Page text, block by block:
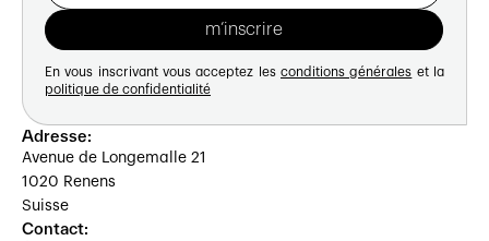
En vous inscrivant vous acceptez les conditions générales et la
politique de confidentialité
Adresse:
Avenue de Longemalle 21
1020 Renens
Suisse
Contact: